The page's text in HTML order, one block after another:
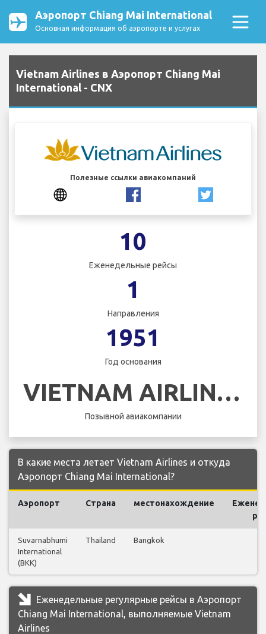
Аэропорт Chiang Mai International
Основная информация об аэропорте и услугах
Vietnam Airlines в Аэропорт Chiang Mai
International - CNX
Полезные ссылки авиакомпаний
10
Еженедельные рейсы
1
Направления
1951
Год основания
VIETNAM AIRLINES
Позывной авиакомпании
В какие места летает Vietnam Airlines и откуда
Аэропорт Chiang Mai International?
Аэропорт Страна местонахождение
Suvarnabhumi
International
(BKK)
Thailand Bangkok
Еженедельные регулярные рейсы в Аэропорт
Chiang Mai International, выполняемые Vietnam
Airlines